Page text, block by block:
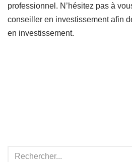
professionnel. N’hésitez pas à
conseiller en investissement afin
en investissement.